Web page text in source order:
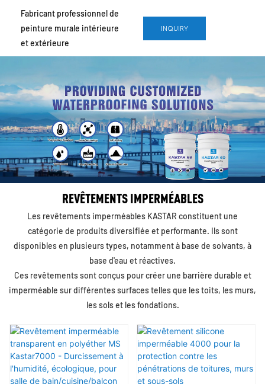
Fabricant professionnel de
peinture murale intérieure
et extérieure
INQUIRY
REVÊTEMENTS IMPERMÉABLES
Les revêtements imperméables KASTAR constituent une
catégorie de produits diversifiée et performante. Ils sont
disponibles en plusieurs types, notamment à base de solvants, à
base d'eau et réactives.
Ces revêtements sont conçus pour créer une barrière durable et
imperméable sur différentes surfaces telles que les toits, les murs,
les sols et les fondations.